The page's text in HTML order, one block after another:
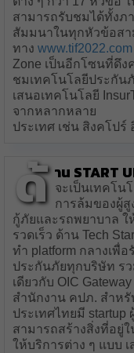
สามารถรับชมได้ทั้งภ
สัมมนาในทุกหัวข้อส
ทาง www.tif2022.com
Zone เป็นอีกโซนที่ดึง
ชมเทคโนโลยีประกัน
เสนอเทคโนโลยี
จากหลากหลาย
ประเทศ เช่น สิงคโปร์
ด้ าน Start
จะเป็นเทคโน
การล้มของผู้สู
กู้ภัยและรถพยาบาล ใ
รวดเร็ว ด้าน Tech
ทำ platform กลางเพื่
ประกันภัยทุกบริษัท ร
เดียวกับ OIC
สำนักงาน คปภ. สำหรั
ประเทศไทยมี startup
สามารถสร้างสิ่งที่อยู่ใ
ให้บริการต่าง ๆ แบบ